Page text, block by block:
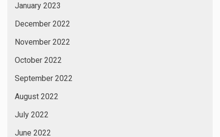
January 2023
December 2022
November 2022
October 2022
September 2022
August 2022
July 2022
June 2022